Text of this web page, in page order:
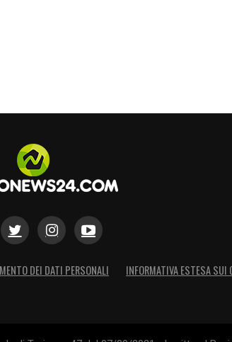
DEI DATI PERSONALI INFORMATIVA ESTESA SUI